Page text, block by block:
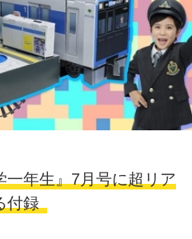
一年生』7月号に超リア
付録